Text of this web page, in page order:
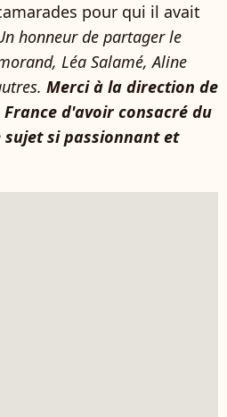
pour qui il avait
honneur de partager le
Léa Salamé, Aline
Merci à la direction de
d'avoir consacré du
sujet si passionnant et